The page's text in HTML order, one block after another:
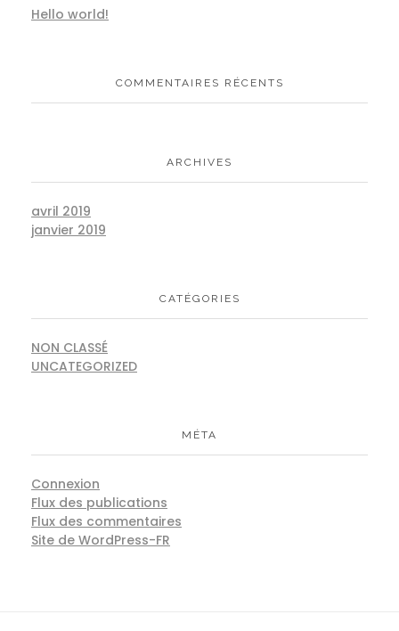
Hello world!
COMMENTAIRES RÉCENTS
ARCHIVES
avril 2019
janvier 2019
CATÉGORIES
NON CLASSÉ
UNCATEGORIZED
MÉTA
Connexion
Flux des publications
Flux des commentaires
Site de WordPress-FR